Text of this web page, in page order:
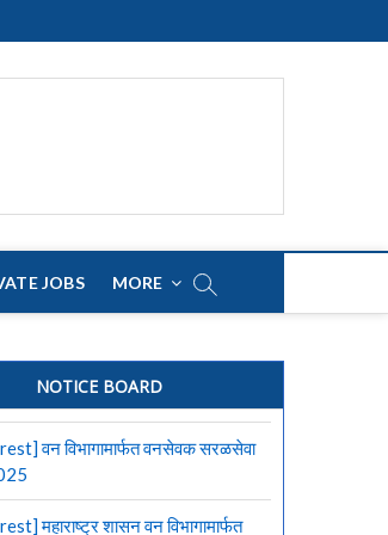
JOBS MORE
NOTICE BOARD
वन विभागामार्फत वनसेवक सरळसेवा
महाराष्ट्र शासन वन विभागामार्फत